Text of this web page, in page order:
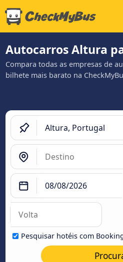
Autocarros Altura
Compara todas as empresas de
bilhete mais barato na
Pesquisar hotéis com